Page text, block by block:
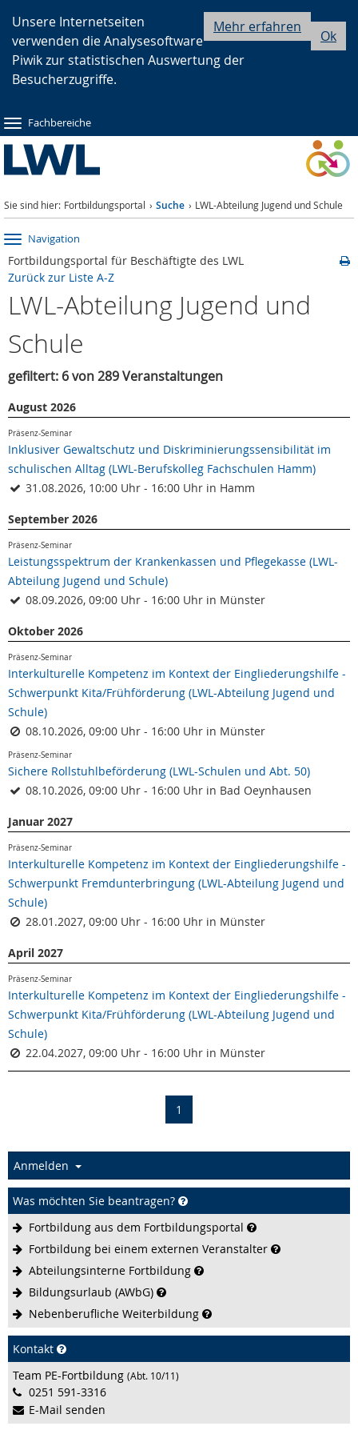
Hauptnavigation
Seitennavigation
Inhalt
Ok
Mehr erfahren
Unsere Internetseiten
verwenden die Analysesoftware
Piwik zur statistischen Auswertung der
Besucherzugriffe.
Fachbereiche
Sie sind hier: Fortbildungsportal Suche LWL-Abteilung Jugend und Schule
Navigation
Fortbildungsportal für Beschäftigte des LWL
Zurück zur Liste A-Z
LWL-Abteilung Jugend und
Schule
gefiltert: 6 von 289 Veranstaltungen
August 2026
Präsenz-Seminar
Inklusiver Gewaltschutz und Diskriminierungssensibilität im
schulischen Alltag (LWL-Berufskolleg Fachschulen Hamm)
31.08.2026, 10:00 Uhr - 16:00 Uhr in Hamm
September 2026
Präsenz-Seminar
Leistungsspektrum der Krankenkassen und Pflegekasse (LWL-
Abteilung Jugend und Schule)
08.09.2026, 09:00 Uhr - 16:00 Uhr in Münster
Oktober 2026
Präsenz-Seminar
Interkulturelle Kompetenz im Kontext der Eingliederungshilfe -
Schwerpunkt Kita/Frühförderung (LWL-Abteilung Jugend und
Schule)
08.10.2026, 09:00 Uhr - 16:00 Uhr in Münster
Präsenz-Seminar
Sichere Rollstuhlbeförderung (LWL-Schulen und Abt. 50)
08.10.2026, 09:00 Uhr - 16:00 Uhr in Bad Oeynhausen
Januar 2027
Präsenz-Seminar
Interkulturelle Kompetenz im Kontext der Eingliederungshilfe -
Schwerpunkt Fremdunterbringung (LWL-Abteilung Jugend und
Schule)
28.01.2027, 09:00 Uhr - 16:00 Uhr in Münster
April 2027
Präsenz-Seminar
Interkulturelle Kompetenz im Kontext der Eingliederungshilfe -
Schwerpunkt Kita/Frühförderung (LWL-Abteilung Jugend und
Schule)
22.04.2027, 09:00 Uhr - 16:00 Uhr in Münster
1
Anmelden
Was möchten Sie beantragen?
Fortbildung aus dem Fortbildungsportal
Fortbildung bei einem externen Veranstalter
Abteilungsinterne Fortbildung
Bildungsurlaub (AWbG)
Nebenberufliche Weiterbildung
Kontakt
Team PE-Fortbildung (Abt. 10/11)
0251 591-3316
E-Mail senden